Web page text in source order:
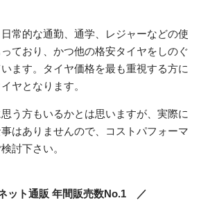
常的な通勤、通学、レジャーなどの使
ており、かつ他の格安タイヤをしのぐ
ます。タイヤ価格を最も重視する方に
ヤとなります。
う方もいるかとは思いますが、実際に
はありませんので、コストパフォーマ
討下さい。
ット通販 年間販売数No.1 ／